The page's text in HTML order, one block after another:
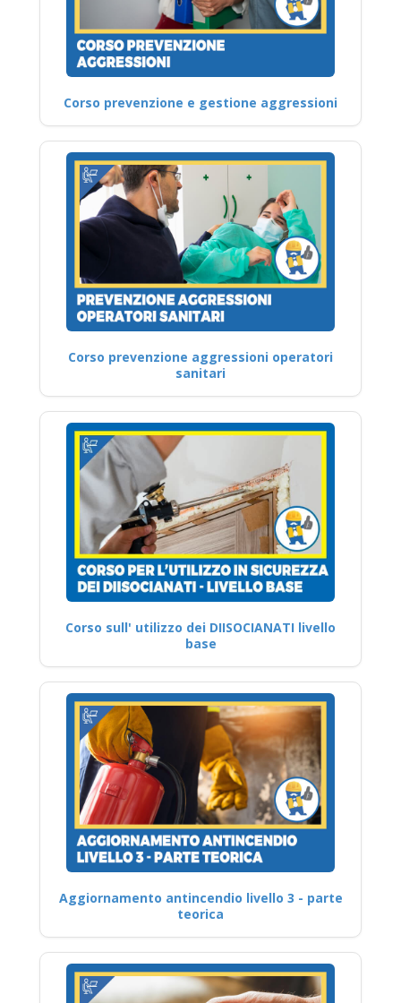
Corso prevenzione e gestione aggressioni
Corso prevenzione aggressioni operatori
sanitari
Corso sull' utilizzo dei DIISOCIANATI livello
base
Aggiornamento antincendio livello 3 - parte
teorica